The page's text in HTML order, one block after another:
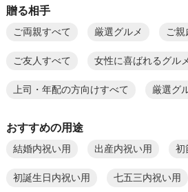
贈る相手
ご両親すべて 厳選グルメ ご親
ご友人すべて 女性に喜ばれるグル
上司・年配の方向けすべて 厳選グ
おすすめの用途
結婚内祝い用 出産内祝い用 初
初誕生日内祝い用 七五三内祝い用